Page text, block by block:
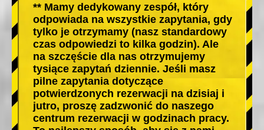
** Mamy dedykowany zespół, który
odpowiada na wszystkie zapytania, gdy
tylko je otrzymamy (nasz standardowy
czas odpowiedzi to kilka godzin). Ale
na szczęście dla nas otrzymujemy
tysiące zapytań dziennie. Jeśli masz
pilne zapytania dotyczące
potwierdzonych rezerwacji na dzisiaj i
jutro, proszę zadzwonić do naszego
centrum rezerwacji w godzinach pracy.